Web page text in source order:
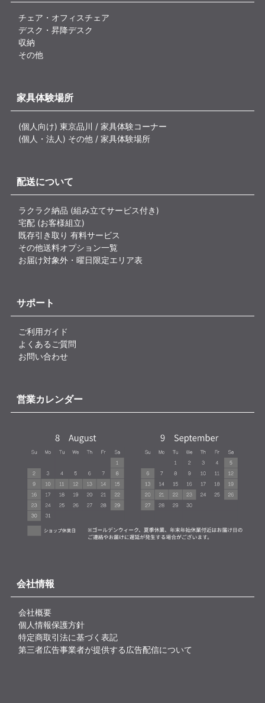
チェア・オフィスチェア
デスク・昇降デスク
収納
その他
家具体験場所
(個人向け) 東京品川 / 家具体験コーナー
(個人・法人) その他 / 家具体験場所
配送について
ラクラク納品 (組み立てサービス付き)
宅配 (お客様組立)
既存引き取り 有料サービス
その他送料オプション一覧
お届け対象外・曜日限定エリア表
サポート
ご利用ガイド
よくあるご質問
お問い合わせ
営業カレンダー
会社情報
会社概要
個人情報保護方針
特定商取引法に基づく表記
第三者広告事業者が提供する広告配信について